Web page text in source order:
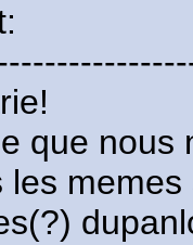
que nous
les